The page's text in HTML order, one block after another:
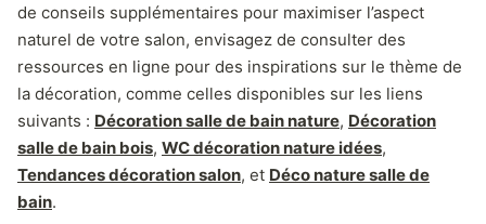
de conseils supplémentaires pour maximiser l’aspect
naturel de votre salon, envisagez de consulter des
ressources en ligne pour des inspirations sur le thème de
la décoration, comme celles disponibles sur les liens
suivants : Décoration salle de bain nature, Décoration
salle de bain bois, WC décoration nature idées,
Tendances décoration salon, et Déco nature salle de
bain.